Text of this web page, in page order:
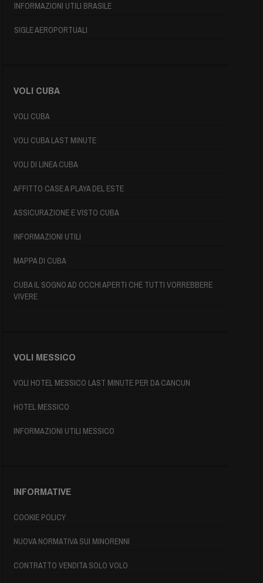
INFORMAZIONI UTILI BRASILE
SIGLE AEROPORTUALI
VOLI CUBA
VOLI CUBA
VOLI CUBA LAST MINUTE
VOLI DI LINEA CUBA
AFFITTO CASE A PLAYA DEL ESTE
ASSICURAZIONE E VISTO CUBA
INFORMAZIONI UTILI
MAPPA DI CUBA
CUBA IL SOGNO AD OCCHI APERTI CHE TUTTI VORREBBERE
VIVERE
VOLI MESSICO
VOLI HOTEL MESSICO LAST MINUTE PER DA CANCUN
HOTEL MESSICO
INFORMAZIONI UTILI MESSICO
INFORMATIVE
COOKIE POLICY
NUOVA NORMATIVA SUI MINORENNI
CONTRATTO VENDITA SOLO VOLO